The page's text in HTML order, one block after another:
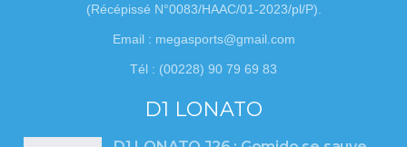
(Récépissé N°0083/HAAC/01-2023/pl/P).
Email : megasports@gmail.com
Tél : (00228) 90 79 69 83
D1 LONATO